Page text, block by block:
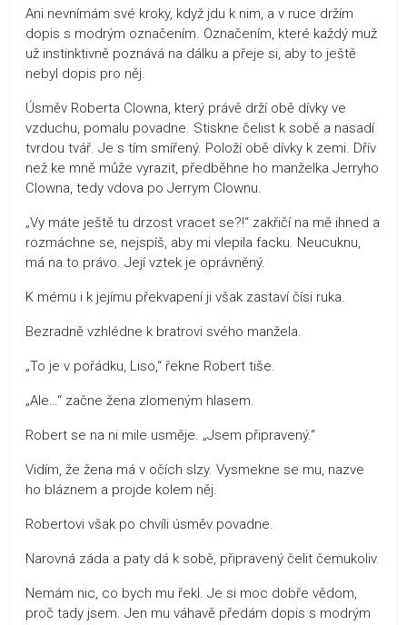
Ani nevnímám své kroky, když jdu k nim, a v ruce držím
dopis s modrým označením. Označením, které každý muž
už instinktivně poznává na dálku a přeje si, aby to ještě
nebyl dopis pro něj.
Úsměv Roberta Clowna, který právě drží obě dívky ve
vzduchu, pomalu povadne. Stiskne čelist k sobě a nasadí
tvrdou tvář. Je s tím smířený. Položí obě dívky k zemi. Dřív
než ke mně může vyrazit, předběhne ho manželka Jerryho
Clowna, tedy vdova po Jerrym Clownu.
„Vy máte ještě tu drzost vracet se?!“ zakřičí na mě ihned a
rozmáchne se, nejspíš, aby mi vlepila facku. Neucuknu,
má na to právo. Její vztek je oprávněný.
K mému i k jejímu překvapení ji však zastaví čísi ruka.
Bezradně vzhlédne k bratrovi svého manžela.
„To je v pořádku, Liso,“ řekne Robert tiše.
„Ale…“ začne žena zlomeným hlasem.
Robert se na ni mile usměje. „Jsem připravený.“
Vidím, že žena má v očích slzy. Vysmekne se mu, nazve
ho bláznem a projde kolem něj.
Robertovi však po chvíli úsměv povadne.
Narovná záda a paty dá k sobě, připravený čelit čemukoliv.
Nemám nic, co bych mu řekl. Je si moc dobře vědom,
proč tady jsem. Jen mu váhavě předám dopis s modrým